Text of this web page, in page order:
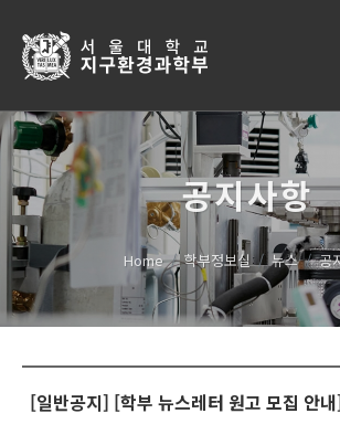
공지사항
Home 학부정보실 뉴스 공
[일반공지] [학부 뉴스레터 원고 모집 안